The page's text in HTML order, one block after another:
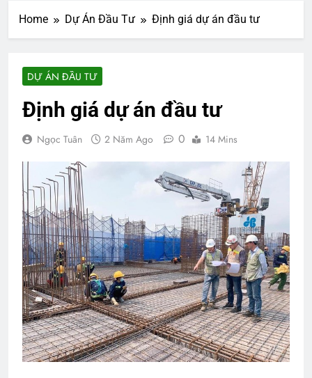
Home Dự Án Đầu Tư Định giá dự án đầu tư
DỰ ÁN ĐẦU TƯ
Định giá dự án đầu tư
Ngọc Tuân 2 Năm Ago 0 14 Mins